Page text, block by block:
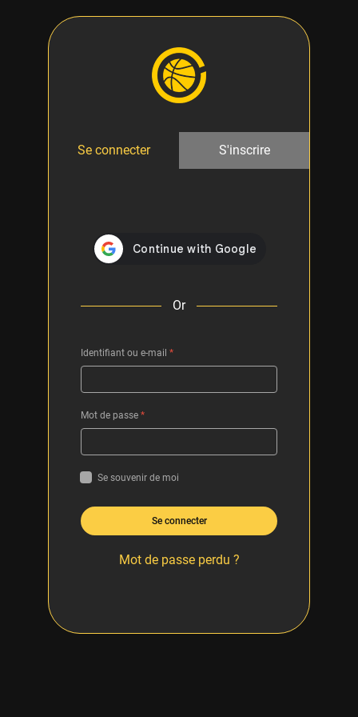
Se connecter S'inscrire
Or
Identifiant ou e-mail *
Mot de passe *
Se souvenir de moi
Se connecter
Mot de passe perdu ?